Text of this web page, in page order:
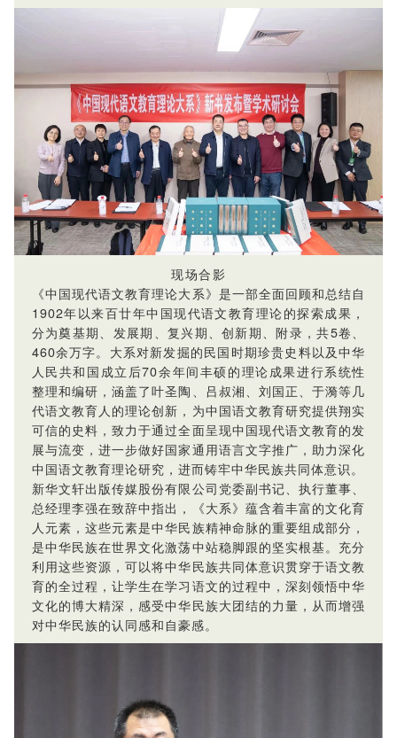
现场合影
《中国现代语文教育理论大系》是一部全面回顾和总结自
1902年以来百廿年中国现代语文教育理论的探索成果，
分为奠基期、发展期、复兴期、创新期、附录，共5卷、
460余万字。大系对新发掘的民国时期珍贵史料以及中华
人民共和国成立后70余年间丰硕的理论成果进行系统性
整理和编研，涵盖了叶圣陶、吕叔湘、刘国正、于漪等几
代语文教育人的理论创新，为中国语文教育研究提供翔实
可信的史料，致力于通过全面呈现中国现代语文教育的发
展与流变，进一步做好国家通用语言文字推广，助力深化
中国语文教育理论研究，进而铸牢中华民族共同体意识。
新华文轩出版传媒股份有限公司党委副书记、执行董事、
总经理李强在致辞中指出，《大系》蕴含着丰富的文化育
人元素，这些元素是中华民族精神命脉的重要组成部分，
是中华民族在世界文化激荡中站稳脚跟的坚实根基。充分
利用这些资源，可以将中华民族共同体意识贯穿于语文教
育的全过程，让学生在学习语文的过程中，深刻领悟中华
文化的博大精深，感受中华民族大团结的力量，从而增强
对中华民族的认同感和自豪感。